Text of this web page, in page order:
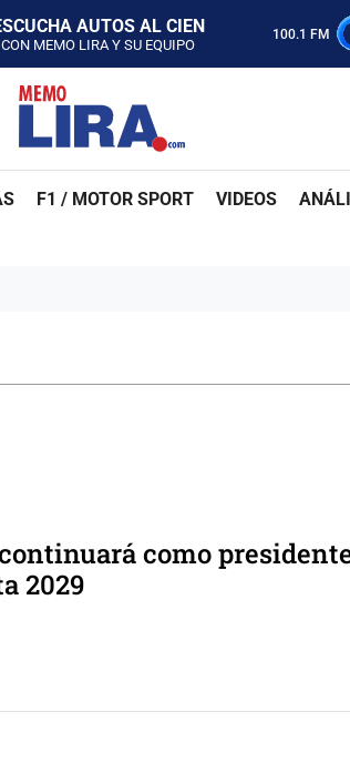
AUTOS AL CIEN
CON MEMO LIRA Y SU EQUIPO
ESCUCHA AUTOS AL CIEN
CON MEMO LIRA Y SU EQUIPO
LUNES A VIERNES - 5:00 PM
SABADO - 12:00 PM
100.1 FM
F1 / MOTOR SPORT VIDEOS
como
2029